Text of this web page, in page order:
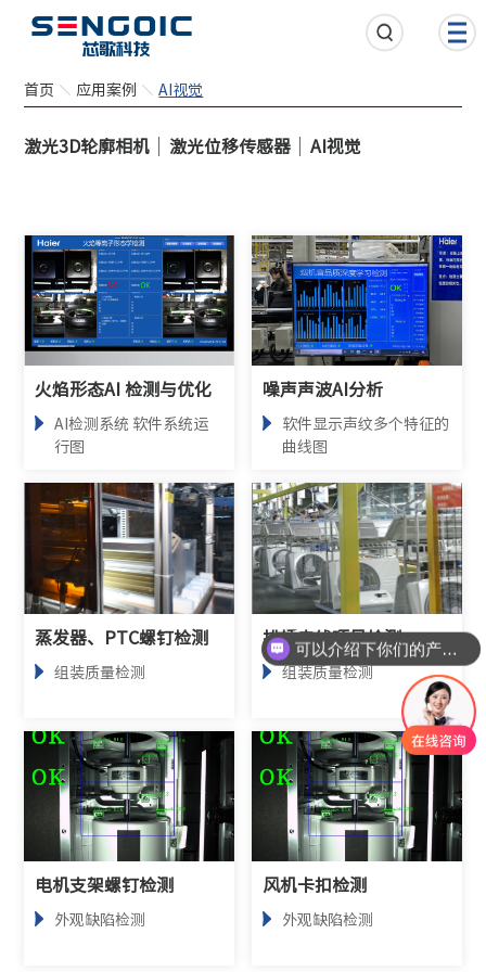
首页 应用案例 AI视觉
激光3D轮廓相机 激光位移传感器 AI视觉
火焰形态AI 检测与优化
AI检测系统 软件系统运
行图
噪声声波AI分析
软件显示声纹多个特征的
曲线图
蒸发器、PTC螺钉检测
组装质量检测
排插走线项目检测
组装质量检测
电机支架螺钉检测
外观缺陷检测
风机卡扣检测
外观缺陷检测
可以介绍下你们的产品么